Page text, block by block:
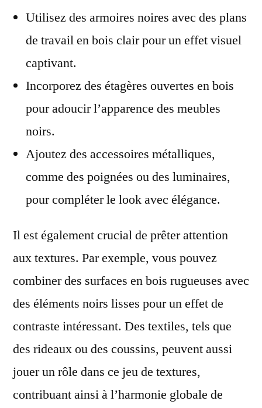
Utilisez des armoires noires avec des plans
de travail en bois clair pour un effet visuel
captivant.
Incorporez des étagères ouvertes en bois
pour adoucir l’apparence des meubles
noirs.
Ajoutez des accessoires métalliques,
comme des poignées ou des luminaires,
pour compléter le look avec élégance.
Il est également crucial de prêter attention
aux textures. Par exemple, vous pouvez
combiner des surfaces en bois rugueuses avec
des éléments noirs lisses pour un effet de
contraste intéressant. Des textiles, tels que
des rideaux ou des coussins, peuvent aussi
jouer un rôle dans ce jeu de textures,
contribuant ainsi à l’harmonie globale de